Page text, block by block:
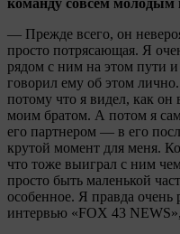
— Прежде всего, он
просто потрясающая. Я
рядом с ним на этом пути
говорил ему об этом
потому что я видел, как
моим братом. А потом я
его партнером — в его
крутой момент для меня.
что тоже выиграл с ним
просто быть маленькой
особенное. Я правда очень
интервью «FOX 43